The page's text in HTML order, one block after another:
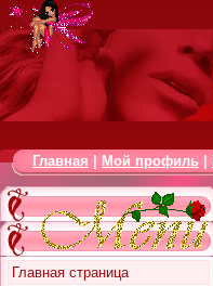
Главная Мой профиль
Главная страница